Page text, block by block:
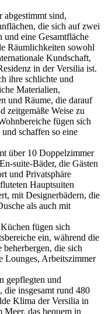
sind,
die sich auf zwei
und eine Gesamtfläche
Räumlichkeiten sowohl
Kundschaft,
in der Versilia ist.
ihre schlichte und
Materialien,
und Räume, die darauf
zeitgemäße Weise zu
fügen sich
schaffen so eine
über 10 Doppelzimmer
suite-Bäder, die Gästen
und Privatsphäre
Hauptsuiten
mit Designerbädern, die
als auch mit
fügen sich
ein, während die
beherbergen, die sich
Lounges, Arbeitszimmer
gepflegten und
die insgesamt rund 480
Klima der Versilia in
das bequem in